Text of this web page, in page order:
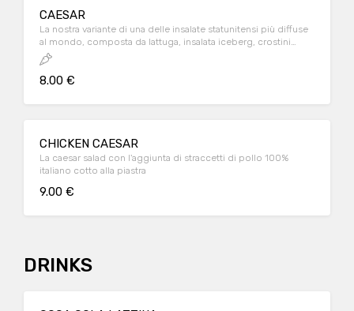
CAESAR
La nostra variante di una delle insalate statunitensi più diffuse
al mondo, composta da lattuga, insalata iceberg, crostini
croccanti, scaglie di parmigiano e pomodorini freschi
8.00 €
CHICKEN CAESAR
La caesar salad con l'aggiunta di straccetti di pollo 100%
italiano cotto alla piastra
9.00 €
DRINKS